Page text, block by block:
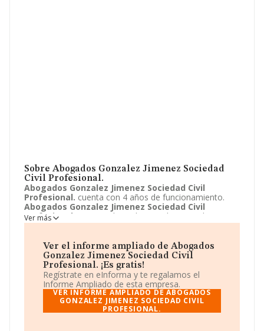
Sobre Abogados Gonzalez Jimenez Sociedad
Civil Profesional.
Abogados Gonzalez Jimenez Sociedad Civil
Profesional. cuenta con 4 años de funcionamiento.
Abogados Gonzalez Jimenez Sociedad Civil
Profesional.
tiene su domicilio social registrado en
Avenida Padre Villoslada, 15 - BJ, Baena, Cordoba.
Actividades jurídicas.Abogados Gonzalez Jimenez
Sociedad Civil Profesional.aparece inscrita como
Sociedad civil profesional.
Ver más
Ver el informe ampliado de Abogados
Gonzalez Jimenez Sociedad Civil
Profesional. ¡Es gratis!
Regístrate en eInforma y te regalamos el
Informe Ampliado de esta empresa.
VER INFORME AMPLIADO DE ABOGADOS
GONZALEZ JIMENEZ SOCIEDAD CIVIL
PROFESIONAL.